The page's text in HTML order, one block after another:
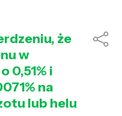
że
w
0,51% i
na
lub helu